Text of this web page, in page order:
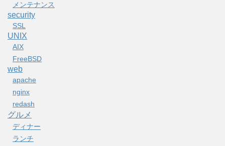
メンテナンス
security
SSL
UNIX
AIX
FreeBSD
web
apache
nginx
redash
グルメ
ディナー
ランチ